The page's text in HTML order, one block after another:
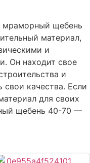
мраморный щебень
материал,
и
Он находит свое
и
свои качества. Если
для своих
щебень 40-70 —